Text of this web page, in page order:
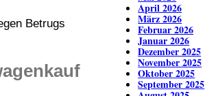
Betrugs
April 2026
März 2026
Februar 2026
Januar 2026
Dezember 2025
November 2025
Oktober 2025
September 2025